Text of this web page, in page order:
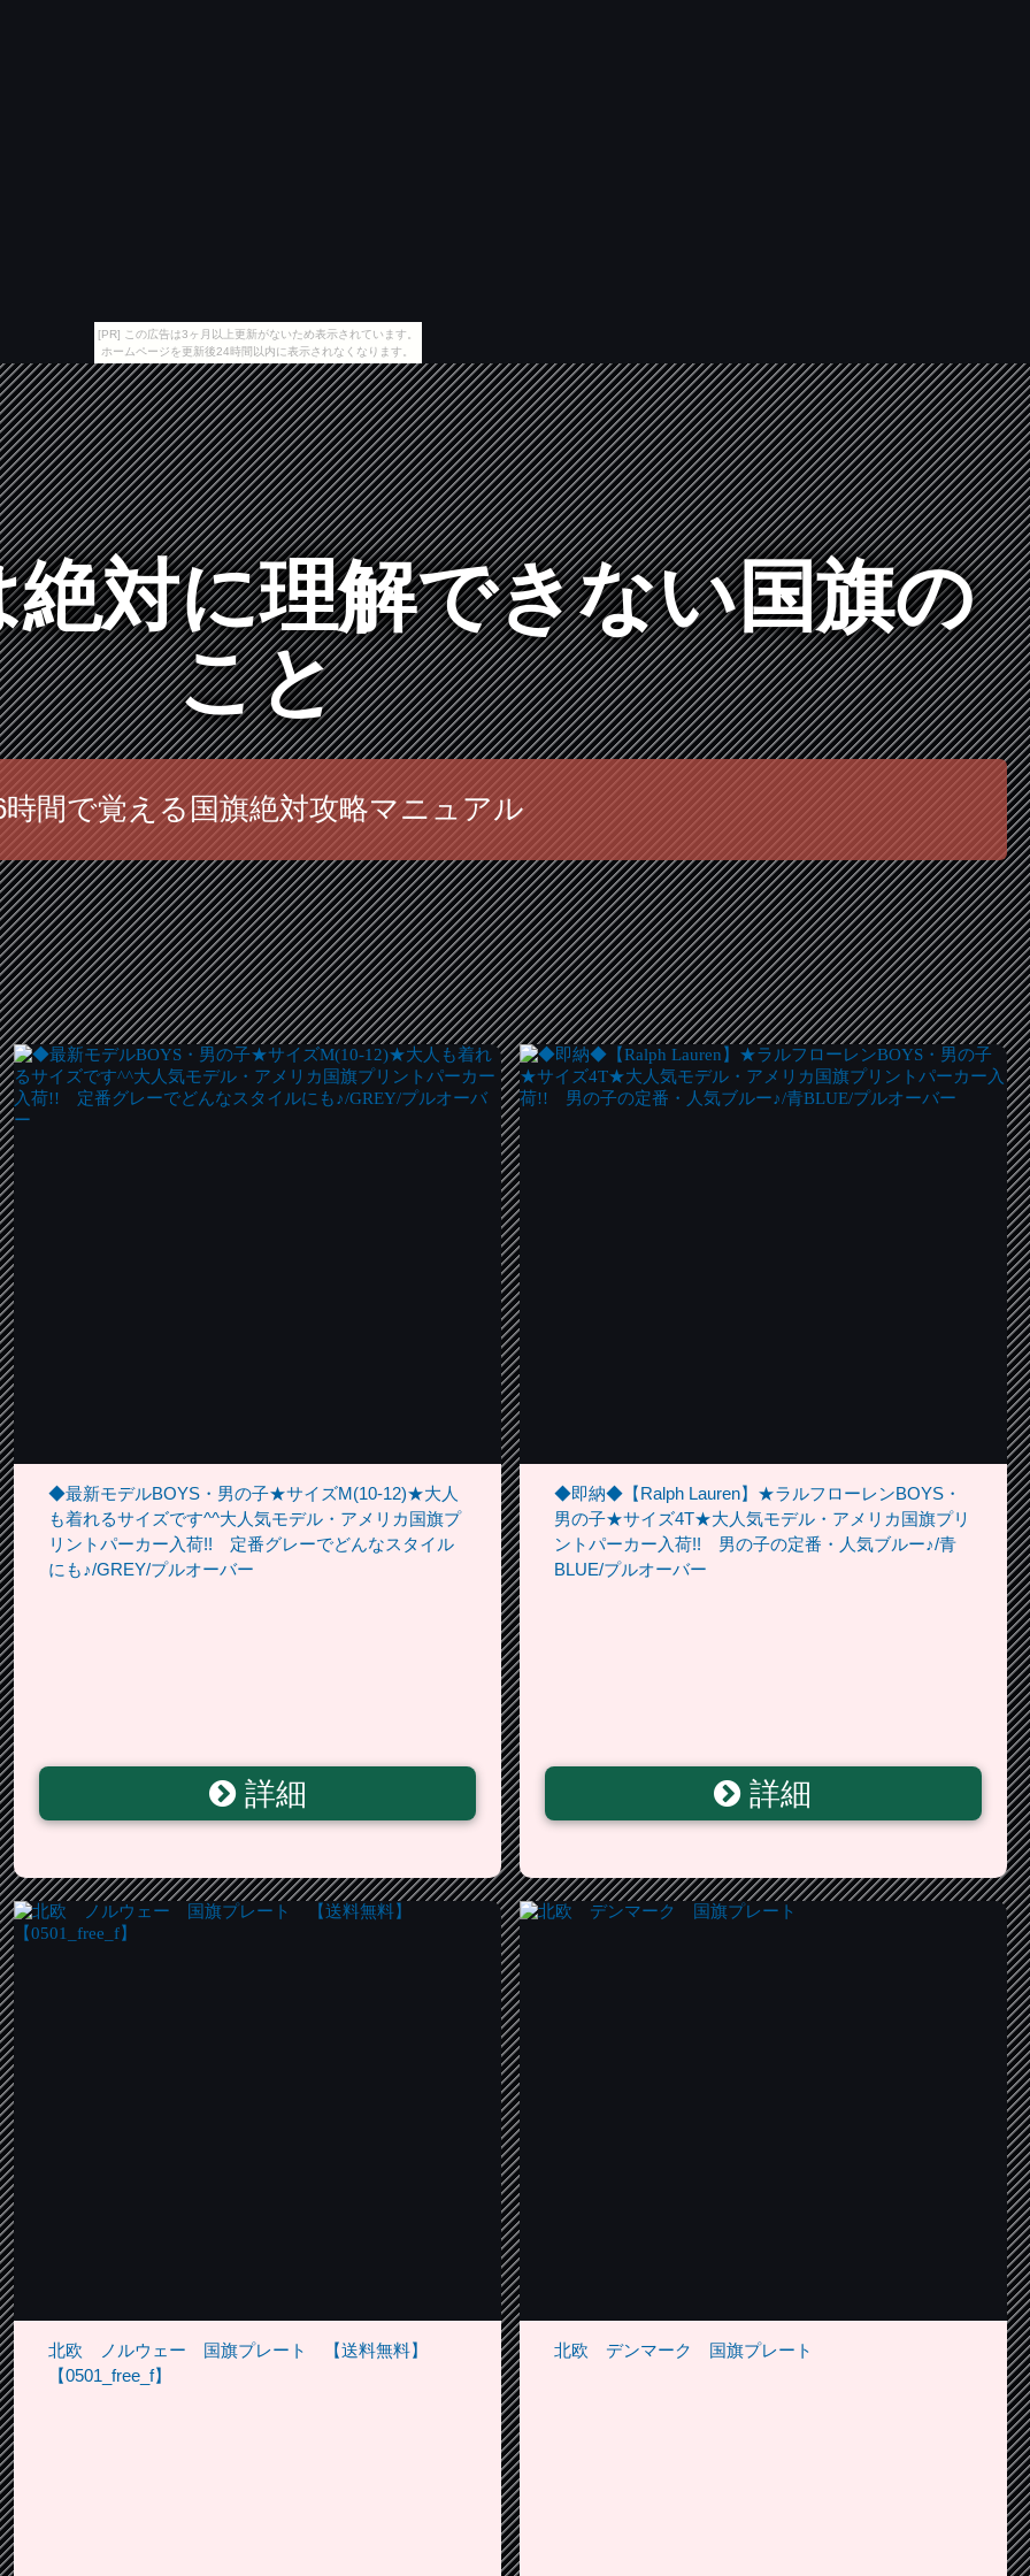
[PR] この広告は3ヶ月以上更新がないため表示されています。
ホームページを更新後24時間以内に表示されなくなります。
対に理解できない国旗の
こと
時間で覚える国旗絶対攻略マニュアル
◆最新モデルBOYS・男の子★サイズM(10-12)★大人
も着れるサイズです^^大人気モデル・アメリカ国旗プ
リントパーカー入荷!! 定番グレーでどんなスタイル
にも♪/GREY/プルオーバー
詳細
◆即納◆【Ralph Lauren】★ラルフローレンBOYS・
男の子★サイズ4T★大人気モデル・アメリカ国旗プリ
ントパーカー入荷!! 男の子の定番・人気ブルー♪/青
BLUE/プルオーバー
詳細
北欧 ノルウェー 国旗プレート 【送料無料】
【0501_free_f】
北欧 デンマーク 国旗プレート